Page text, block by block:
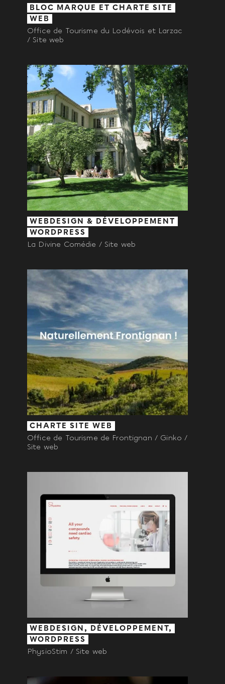
BLOC MARQUE ET CHARTE SITE
WEB
Office de Tourisme du Lodévois et Larzac
/ Site web
WEBDESIGN & DÉVELOPPEMENT
WORDPRESS
La Divine Comédie / Site web
CHARTE SITE WEB
Office de Tourisme de Frontignan / Ginko /
Site web
WEBDESIGN, DÉVELOPPEMENT,
WORDPRESS
PhysioStim / Site web